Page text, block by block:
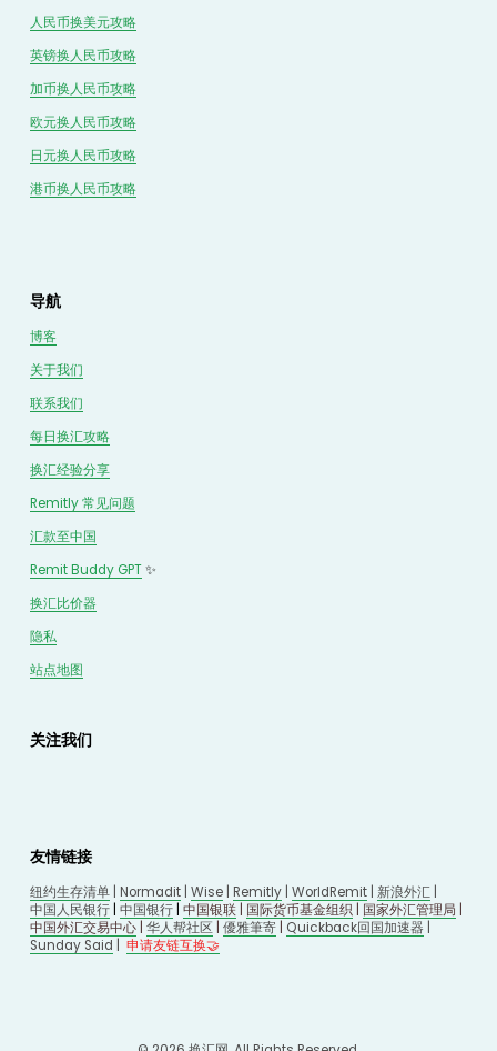
导航
博客
关于我们
联系我们
每日换汇攻略
换汇经验分享
Remitly 常见问题
汇款至中国
Remit Buddy GPT ✨
换汇比价器
隐私
站点地图
人民币换美元攻略
英镑换人民币攻略
加币换人民币攻略
欧元换人民币攻略
日元换人民币攻略
港币换人民币攻略
关注我们
友情链接
纽约生存清单 | Normadit | Wise | Remitly | WorldRemit | 新浪外汇 |
中国人民银行 | 中国银行 | 中国银联 | 国际货币基金组织 | 国家外汇管理局
中国外汇交易中心 | 华人帮社区 | 優雅筆寄 Quickback回国加速器
Sunday Said
申请友链互换🤝